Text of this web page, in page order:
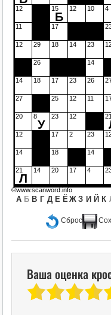
Сброс
12 15
Б
12 10 4
11 17
12 29 18 14 23
26 14
14 18 17 23 26
27 25 12 11
20 8
У
23 12 21
12 17 2 23
14 18 14
21
Л
14 20 17 4
А Б В Г Д Е ЁЖ З И Й К
©www.scanword.info
Ваша оценка